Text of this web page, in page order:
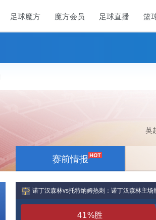
足球魔方 魔方会员 足球直播 篮
英
赛前情报
诺丁汉森林vs托特纳姆热刺：诺丁汉森林主
41%胜